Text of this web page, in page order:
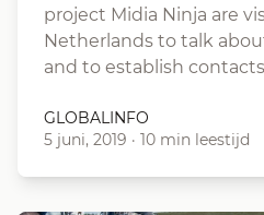
project Midia Ninja are
Netherlands to talk
and to establish
GLOBALINFO
5 juni, 2019 · 10 min leestijd